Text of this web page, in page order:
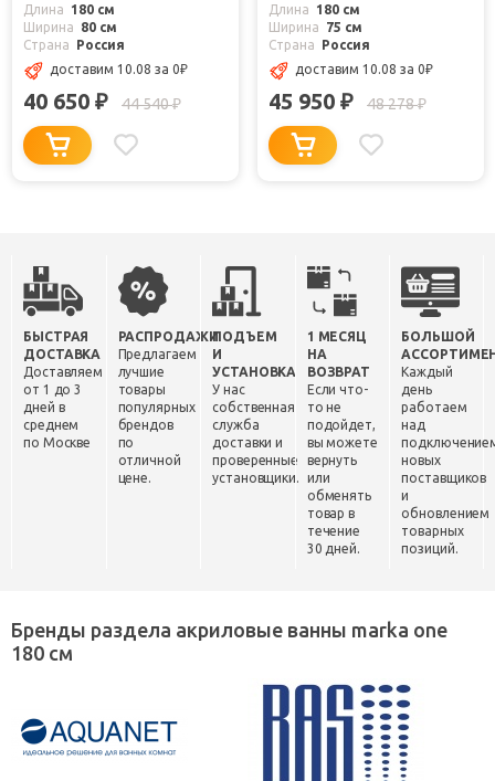
Длина
180 см
Ширина
80 см
Страна
Россия
доставим 10.08 за 0₽
40 650 ₽ 44 540₽
Длина
180 см
Ширина
75 см
Страна
Россия
доставим 10.08 за 0₽
45 950 ₽ 48 278₽
БЫСТРАЯ
ДОСТАВКА
Доставляем
от 1 до 3
дней в
среднем
по Москве
РАСПРОДАЖИ
Предлагаем
лучшие
товары
популярных
брендов
по
отличной
цене.
ПОДЪЕМ
И
УСТАНОВКА
У нас
собственная
служба
доставки и
проверенные
установщики.
1 МЕСЯЦ
НА
ВОЗВРАТ
Если что-
то не
подойдет,
вы можете
вернуть
или
обменять
товар в
течение
30 дней.
БОЛЬШОЙ
Каждый
день
работаем
над
новых
поставщиков
и
обновлением
товарных
позиций.
Бренды раздела акриловые ванны marka one
180 см